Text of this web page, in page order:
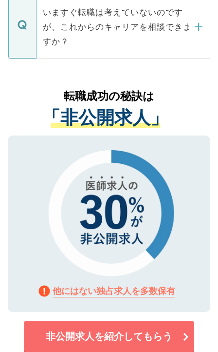
に、医療機関が求める条件に合った人材の
みを人材紹介会社に依頼するケースが増え
ています。
の辞退の連絡はキャリアパートナーが行い
で、ご安心ください。当サイトからの登録
などで収集したご登録者様の個人情報は、
ご本人のキャリアアップおよび転職活動の
支援を目的に使用いたします。お預かりし
ているすべての個人データはご本人の許可
は、個人情報の取り扱いについての厳密な
管理基準を満たした事業者のみに付与され
る、プライバシーマークを取得済みです。
で、機密保持に関してもご安心ください。
いますぐ転職は考えていないのです
が、これからのキャリアを相談できま
すか？
かがいして、現在の医療機関の状況や紹介
経験をまじえながら、適切なアドバイスを
させていただきます。すぐにご転職をされ
ない方には、長期的なサポートが可能です
ので、まずはご登録ください。
転職成功の秘訣は
「非公開求人」
他にはない独占求人を多数保有
非公開求人を紹介してもらう